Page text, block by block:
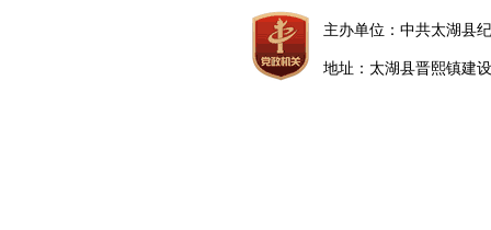
主办单位：中共太湖县
地址：太湖县晋熙镇建